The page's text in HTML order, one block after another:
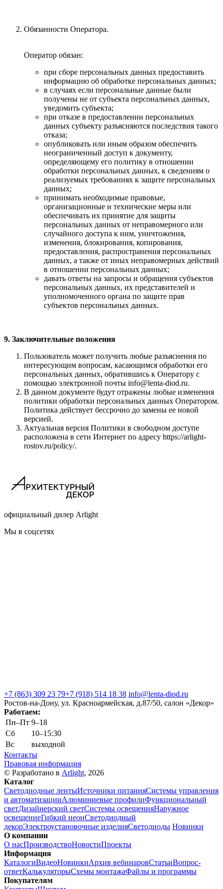
Обязанности Оператора.
Оператор обязан:
при сборе персональных данных предоставить
информацию об обработке персональных данных;
в случаях если персональные данные были
получены не от субъекта персональных данных,
уведомить субъекта;
при отказе в предоставлении персональных
данных субъекту разъясняются последствия такого
отказа;
опубликовать или иным образом обеспечить
неограниченный доступ к документу,
определяющему его политику в отношении
обработки персональных данных, к сведениям о
реализуемых требованиях к защите персональных
данных;
принимать необходимые правовые,
организационные и технические меры или
обеспечивать их принятие для защиты
персональных данных от неправомерного или
случайного доступа к ним, уничтожения,
изменения, блокирования, копирования,
предоставления, распространения персональных
данных, а также от иных неправомерных действий
в отношении персональных данных;
давать ответы на запросы и обращения субъектов
персональных данных, их представителей и
уполномоченного органа по защите прав
субъектов персональных данных.
9. Заключительные положения
Пользователь может получить любые разъяснения по
интересующим вопросам, касающимся обработки его
персональных данных, обратившись к Оператору с
помощью электронной почты info@lenta-diod.ru.
В данном документе будут отражены любые изменения
политики обработки персональных данных Оператором.
Политика действует бессрочно до замены ее новой
версией.
Актуальная версия Политики в свободном доступе
расположена в сети Интернет по адресу https://arlight-
rostov.ru/policy/.
официальный дилер Arlight
Мы в соцсетях
+7 (863) 309 23 79+7 (918) 514 18 38 info@lenta-diod.ru
Ростов-на-Дону, ул. Красноармейская, д.87/50, салон «Декор»
Работаем:
Пн–Пт 9–18
Сб
10–15:30
Вс
выходной
Контакты
Правовая информация
© Разработано в Arlight, 2026
Каталог
Светодиодные лентыИсточники питанияСистемы управления
и автоматизацииАлюминиевые профилиФункциональный
светДизайнерский светСистемы освещенияНаружное
освещениеГибкий неонСветодиодный
декорЭлектроустановочные изделияСветодиоды Новинки
О компании
О насПроизводствоНовостиПроекты
Информация
КаталогиВидеоНовинкиАрхив вебинаровСтатьиВопрос-
ответКалькуляторыСхемы монтажаФайлы и программы
Покупателям